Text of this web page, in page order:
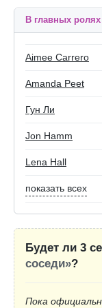
В главных ролях
Aimee Carrero
Amanda Peet
Гун Ли
Jon Hamm
Lena Hall
показать всех
Будет ли 3
соседи»?
Пока